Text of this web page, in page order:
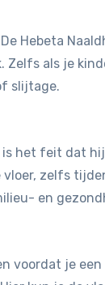
Hebeta
Zelfs als je
slijtage.
het feit dat
zelfs
en
voordat je